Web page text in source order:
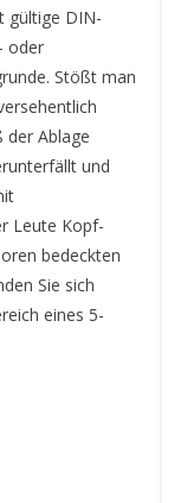
gültige DIN-
oder
Stößt man
der Ablage
und
Leute Kopf-
bedeckten
Sie sich
eines 5-